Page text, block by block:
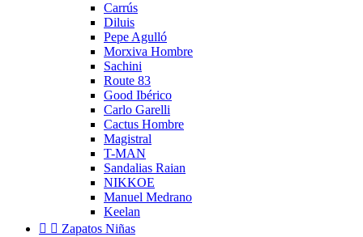
Carrús
Diluis
Pepe Agulló
Morxiva Hombre
Sachini
Route 83
Good Ibérico
Carlo Garelli
Cactus Hombre
Magistral
T-MAN
Sandalias Raian
NIKKOE
Manuel Medrano
Keelan
  Zapatos Niñas